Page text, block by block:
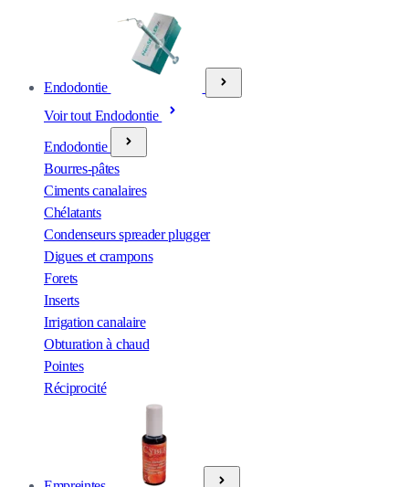
Endodontie
Voir tout Endodontie
Endodontie
Bourres-pâtes
Ciments canalaires
Chélatants
Condenseurs spreader plugger
Digues et crampons
Forets
Inserts
Irrigation canalaire
Obturation à chaud
Pointes
Réciprocité